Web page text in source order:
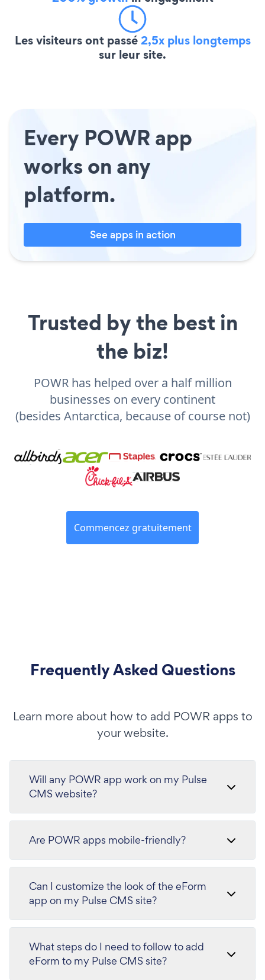
Les visiteurs ont passé2,5x plus longtemps
sur leur site.
Every POWR app
works on any
platform.
See apps in action
Trusted by the best in
the biz!
POWR has helped over a half million
businesses on every continent
(besides Antarctica, because of course not)
Commencez gratuitement
Frequently Asked Questions
Learn more about how to add POWR apps to
your website.
Will any POWR app work on my Pulse
CMS website?
Are POWR apps mobile-friendly?
Can I customize the look of the eForm
app on my Pulse CMS site?
What steps do I need to follow to add
eForm to my Pulse CMS site?